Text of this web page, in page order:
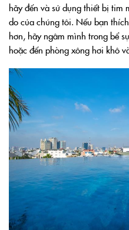
hãy đến và sử dụng thiết bị tim
do của chúng tôi. Nếu bạn
hơn, hãy ngâm mình trong bể
hoặc đến phòng xông hơi khô